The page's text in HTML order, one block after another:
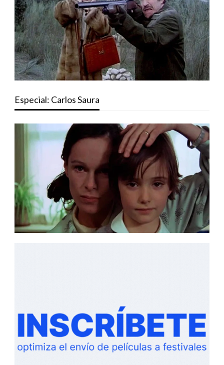
Especial: Carlos Saura